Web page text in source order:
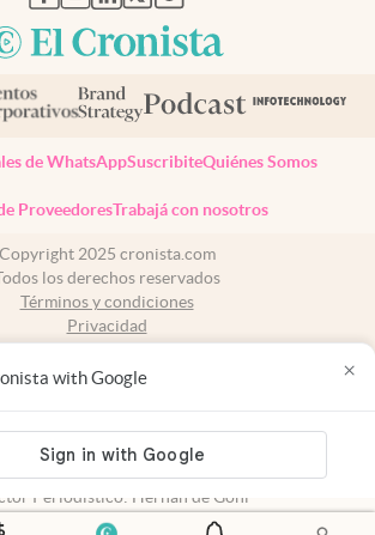
with Google ×
de WhatsAppSuscribiteQuiénes Somos
ProveedoresTrabajá con nosotros
Copyright 2025 cronista.com
los derechos reservados
Términos y condiciones
Privacidad
Tel: +54 11 7078-3270
56576959
Periodístico: Hernán de Goñi